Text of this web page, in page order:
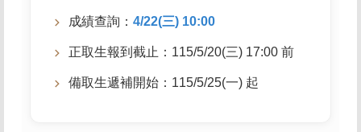
成績查詢： 4/22(三) 10:00
正取生報到截止：115/5/20(三) 17:00 前
備取生遞補開始：115/5/25(一) 起